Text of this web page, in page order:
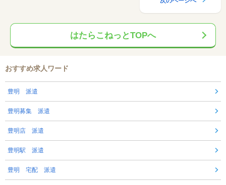
はたらこねっとTOPへ
おすすめ求人ワード
豊明 派遣
豊明募集 派遣
豊明店 派遣
豊明駅 派遣
豊明 宅配 派遣